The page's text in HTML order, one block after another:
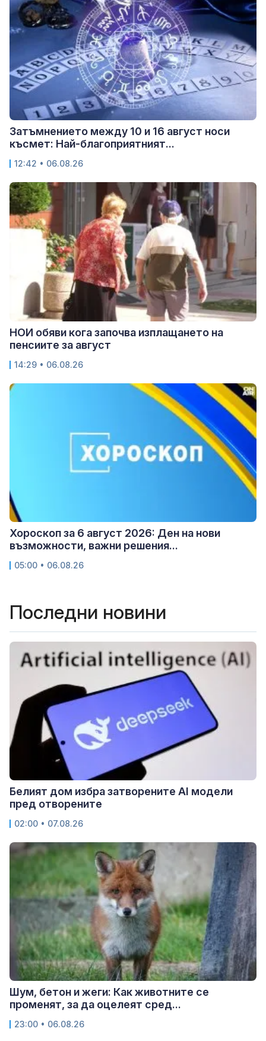
Затъмнението между 10 и 16 август носи
късмет: Най-благоприятният...
12:42 • 06.08.26
НОИ обяви кога започва изплащането на
пенсиите за август
14:29 • 06.08.26
Хороскоп за 6 август 2026: Ден на нови
възможности, важни решения...
05:00 • 06.08.26
Последни новини
Белият дом избра затворените AI модели
пред отворените
02:00 • 07.08.26
Шум, бетон и жеги: Как животните се
променят, за да оцелеят сред...
23:00 • 06.08.26